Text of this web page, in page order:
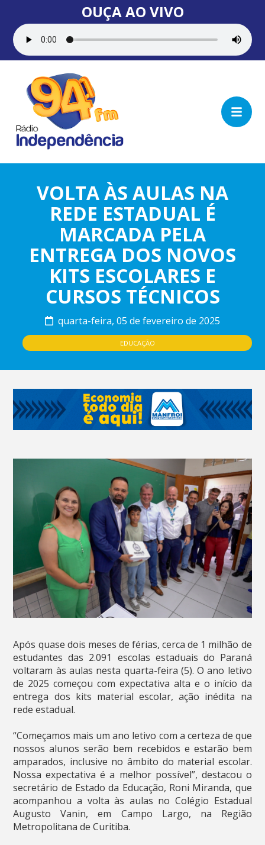
OUÇA AO VIVO
VOLTA ÀS AULAS NA
REDE ESTADUAL É
MARCADA PELA
ENTREGA DOS NOVOS
KITS ESCOLARES E
CURSOS TÉCNICOS
quarta-feira, 05 de fevereiro de 2025
EDUCAÇÃO
Após quase dois meses de férias, cerca de 1 milhão de
estudantes das 2.091 escolas estaduais do Paraná
voltaram às aulas nesta quarta-feira (5). O ano letivo
de 2025 começou com expectativa alta e o início da
entrega dos kits material escolar, ação inédita na
rede estadual.
“Começamos mais um ano letivo com a certeza de que
nossos alunos serão bem recebidos e estarão bem
amparados, inclusive no âmbito do material escolar.
Nossa expectativa é a melhor possível”, destacou o
secretário de Estado da Educação, Roni Miranda, que
acompanhou a volta às aulas no Colégio Estadual
Augusto Vanin, em Campo Largo, na Região
Metropolitana de Curitiba.